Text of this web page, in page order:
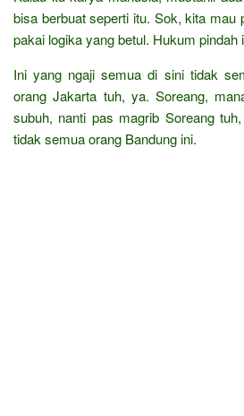
bisa berbuat seperti itu. Sok, kita mau
pakai logika yang betul. Hukum pindah
Ini yang ngaji semua di sini tidak
orang Jakarta tuh, ya. Soreang,
subuh, nanti pas magrib Soreang
tidak semua orang Bandung ini.